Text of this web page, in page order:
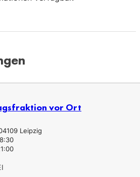
vor Ort
Leipzig